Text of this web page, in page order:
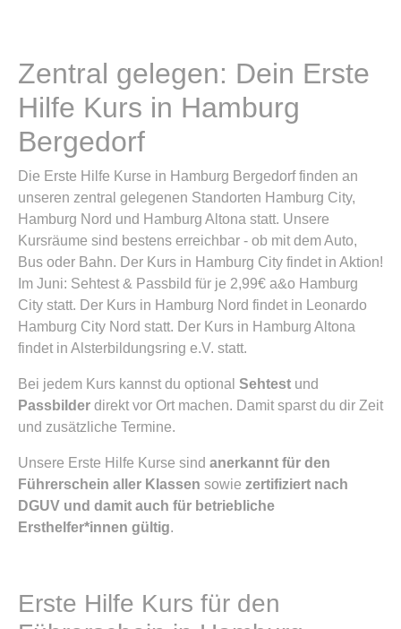
Zentral gelegen: Dein Erste
Hilfe Kurs in Hamburg
Bergedorf
Die Erste Hilfe Kurse in Hamburg Bergedorf finden an
unseren zentral gelegenen Standorten Hamburg City,
Hamburg Nord und Hamburg Altona statt. Unsere
Kursräume sind bestens erreichbar - ob mit dem Auto,
Bus oder Bahn. Der Kurs in Hamburg City findet in Aktion!
Im Juni: Sehtest & Passbild für je 2,99€ a&o Hamburg
City statt. Der Kurs in Hamburg Nord findet in Leonardo
Hamburg City Nord statt. Der Kurs in Hamburg Altona
findet in Alsterbildungsring e.V. statt.
Bei jedem Kurs kannst du optional Sehtest und
Passbilder direkt vor Ort machen. Damit sparst du dir Zeit
und zusätzliche Termine.
Unsere Erste Hilfe Kurse sind anerkannt für den
Führerschein aller Klassen sowie zertifiziert nach
DGUV und damit auch für betriebliche
Ersthelfer*innen gültig.
Erste Hilfe Kurs für den